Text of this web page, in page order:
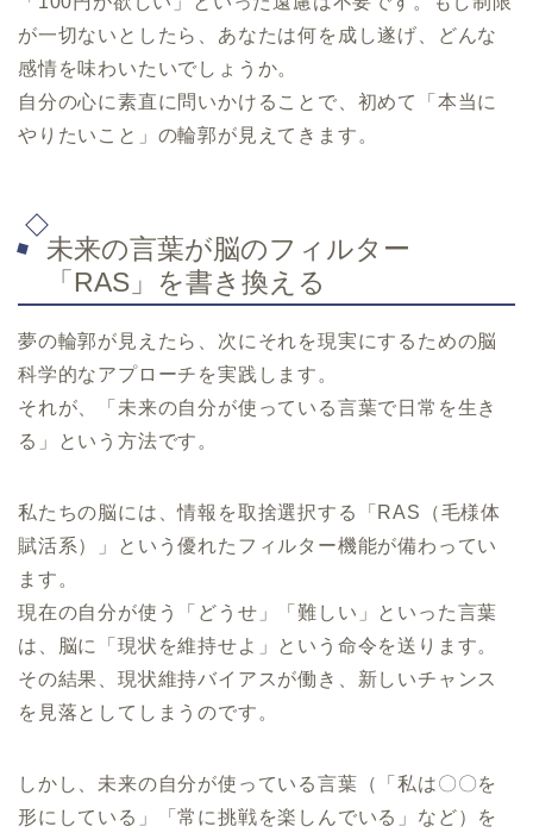
が一切ないとしたら、あなたは何を成し遂げ、どんな
感情を味わいたいでしょうか。
自分の心に素直に問いかけることで、初めて「本当に
やりたいこと」の輪郭が見えてきます。
未来の言葉が脳のフィルター
「RAS」を書き換える
夢の輪郭が見えたら、次にそれを現実にするための脳
科学的なアプローチを実践します。
それが、「未来の自分が使っている言葉で日常を生き
る」という方法です。
私たちの脳には、情報を取捨選択する「RAS（毛様体
賦活系）」という優れたフィルター機能が備わってい
ます。
現在の自分が使う「どうせ」「難しい」といった言葉
は、脳に「現状を維持せよ」という命令を送ります。
その結果、現状維持バイアスが働き、新しいチャンス
を見落としてしまうのです。
しかし、未来の自分が使っている言葉（「私は〇〇を
形にしている」「常に挑戦を楽しんでいる」など）を